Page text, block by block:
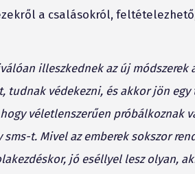
a csalásokról,
illeszkednek az új
tudnak védekezni, és akkor jön
véletlenszerűen próbálkoznak
t. Mivel az emberek sokszor
jó eséllyel lesz olyan,